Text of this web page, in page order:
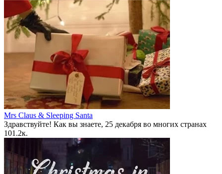
Mrs Claus & Sleeping Santa
Здравствуйте! Как вы знаете, 25 декабря во многих странах
101.2к.